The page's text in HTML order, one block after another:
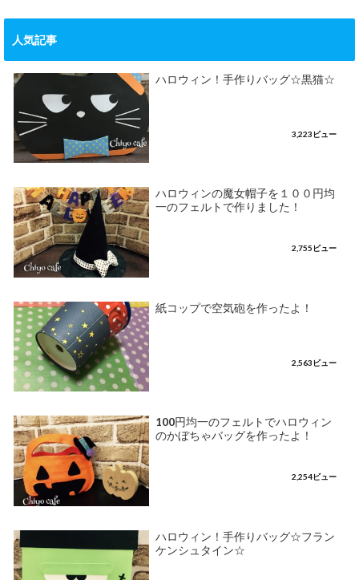
人気記事
ハロウィン！手作りバッグ☆黒猫☆
3,223ビュー
ハロウィンの魔女帽子を１００円均
一のフェルトで作りました！
2,755ビュー
紙コップで空気砲を作ったよ！
2,563ビュー
100円均一のフェルトでハロウィン
のかぼちゃバッグを作ったよ！
2,254ビュー
ハロウィン！手作りバッグ☆フラン
ケンシュタイン☆